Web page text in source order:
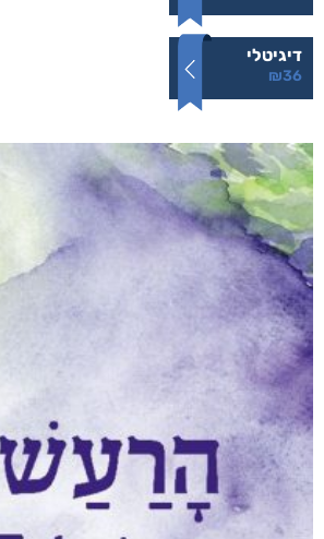
דיגיטלי
₪36